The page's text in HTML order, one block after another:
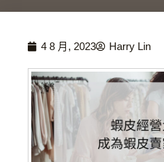
4 8 月, 2023 Harry Lin